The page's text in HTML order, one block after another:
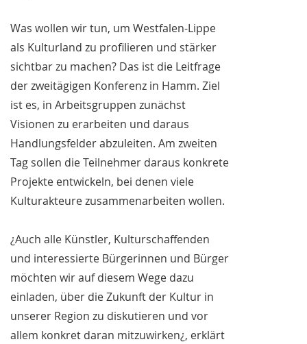
Was wollen wir tun, um Westfalen-Lippe
als Kulturland zu profilieren und stärker
sichtbar zu machen? Das ist die Leitfrage
der zweitägigen Konferenz in Hamm. Ziel
ist es, in Arbeitsgruppen zunächst
Visionen zu erarbeiten und daraus
Handlungsfelder abzuleiten. Am zweiten
Tag sollen die Teilnehmer daraus konkrete
Projekte entwickeln, bei denen viele
Kulturakteure zusammenarbeiten wollen.
¿Auch alle Künstler, Kulturschaffenden
und interessierte Bürgerinnen und Bürger
möchten wir auf diesem Wege dazu
einladen, über die Zukunft der Kultur in
unserer Region zu diskutieren und vor
allem konkret daran mitzuwirken¿, erklärt